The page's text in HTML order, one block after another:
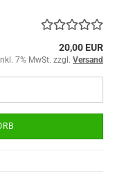
20,00 EUR
7% MwSt. zzgl. Versand